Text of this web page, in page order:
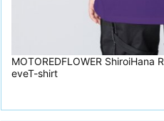
MOTOREDFLOWER ShiroiHana
eveT-shirt